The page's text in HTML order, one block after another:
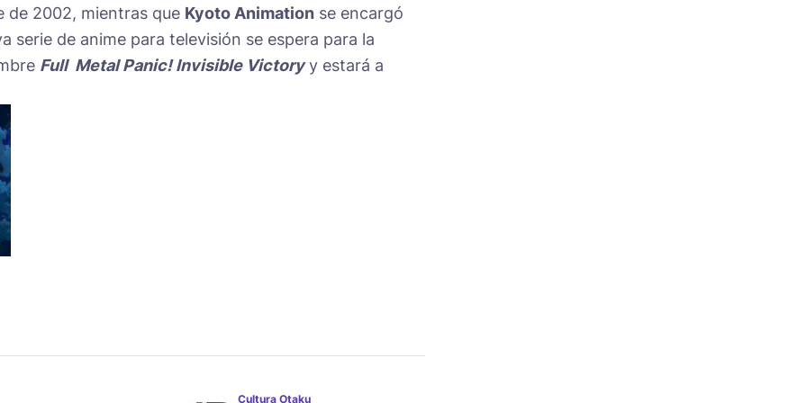
de 2002, mientras que Kyoto Animation se encargó
serie de anime para televisión se espera para la
Full Metal Panic! Invisible Victoryy estará a
Cultura Otaku